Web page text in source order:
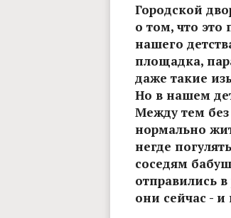
Городской
о том, что это
нашего
площадка,
даже такие
Но в нашем
Между тем
нормально
негде
соседям
отправились
они сейчас - и